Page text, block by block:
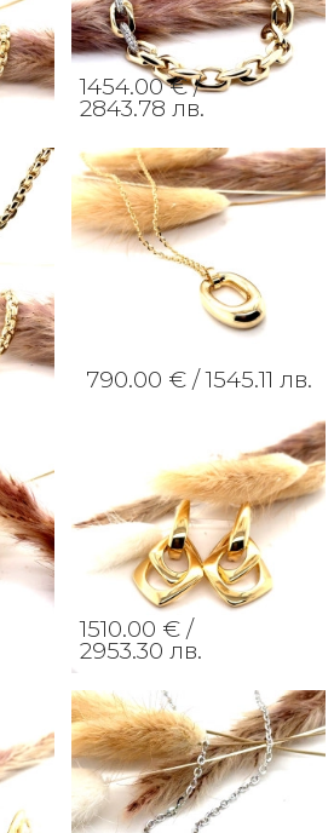
1454.00 € /
2843.78 лв.
790.00 € / 1545.11 лв.
1510.00 € /
2953.30 лв.